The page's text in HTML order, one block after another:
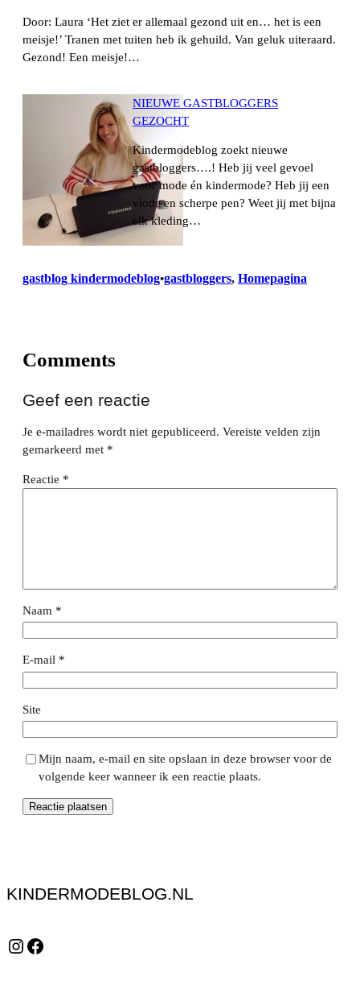
Door: Laura ‘Het ziet er allemaal gezond uit en… het is een
meisje!’ Tranen met tuiten heb ik gehuild. Van geluk uiteraard.
Gezond! Een meisje!…
NIEUWE GASTBLOGGERS
GEZOCHT
Kindermodeblog zoekt nieuwe
gastbloggers….! Heb jij veel gevoel
voor mode én kindermode? Heb jij een
vlotte en scherpe pen? Weet jij met bijna
elk kleding…
gastblog kindermodeblog•gastbloggers, Homepagina
Comments
Geef een reactie
Je e-mailadres wordt niet gepubliceerd. Vereiste velden zijn
gemarkeerd met *
Reactie *
Naam *
E-mail *
Site
Mijn naam, e-mail en site opslaan in deze browser voor de
volgende keer wanneer ik een reactie plaats.
KINDERMODEBLOG.NL
Instagram Facebook